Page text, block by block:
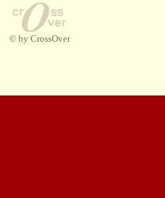
© by CrossOver